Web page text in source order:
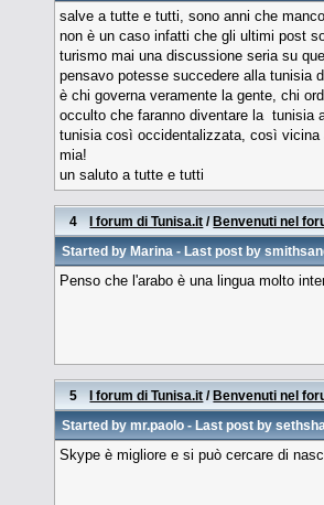
salve a tutte e tutti, sono anni che
non è un caso infatti che gli ultimi post
turismo mai una discussione seria su
pensavo potesse succedere alla tunisia
è chi governa veramente la gente, chi
occulto che faranno diventare la tunisia
tunisia così occidentalizzata, così vicina
mia!
un saluto a tutte e tutti
4 I forum di Tunisa.it /Benvenuti nel
Started byMarina- Last post by
Penso che l'arabo è una lingua molto
5 I forum di Tunisa.it /Benvenuti nel
Started bymr.paolo- Last post by
Skype è migliore e si può cercare di